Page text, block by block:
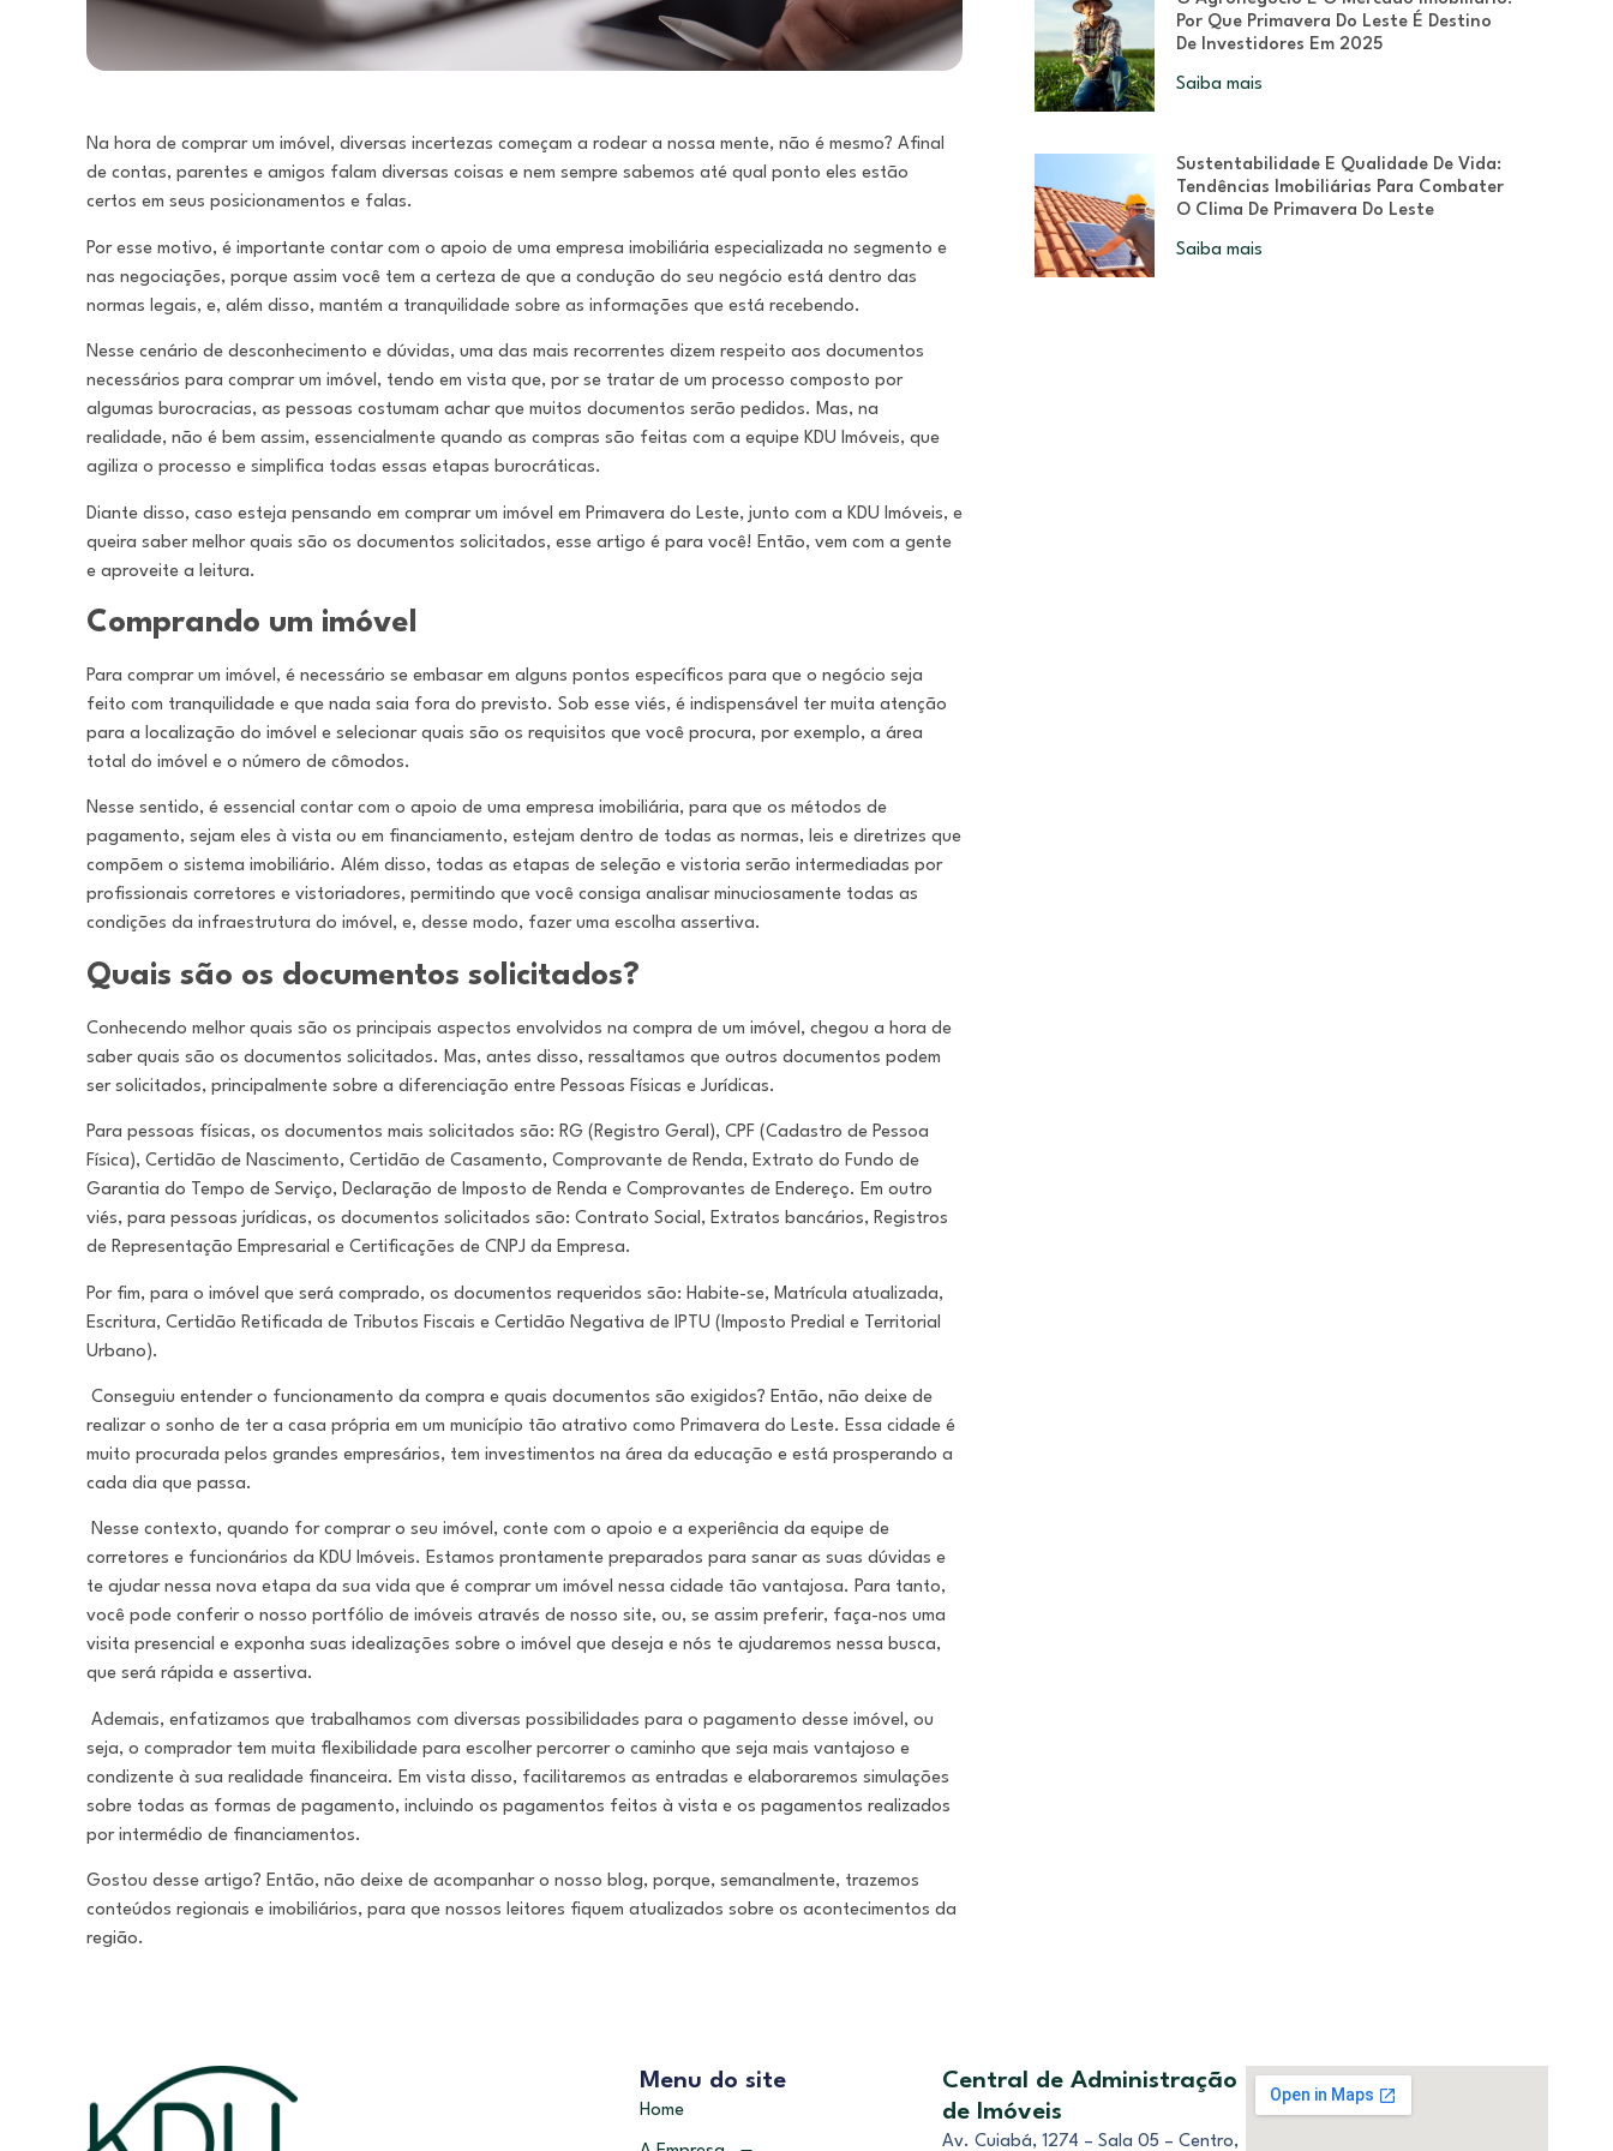
Na hora de comprar um imóvel, diversas incertezas começam a rodear a nossa mente, não é mesmo? Afinal
de contas, parentes e amigos falam diversas coisas e nem sempre sabemos até qual ponto eles estão
certos em seus posicionamentos e falas.
Por esse motivo, é importante contar com o apoio de uma empresa imobiliária especializada no segmento e
nas negociações, porque assim você tem a certeza de que a condução do seu negócio está dentro das
normas legais, e, além disso, mantém a tranquilidade sobre as informações que está recebendo.
Nesse cenário de desconhecimento e dúvidas, uma das mais recorrentes dizem respeito aos documentos
necessários para comprar um imóvel, tendo em vista que, por se tratar de um processo composto por
algumas burocracias, as pessoas costumam achar que muitos documentos serão pedidos. Mas, na
realidade, não é bem assim, essencialmente quando as compras são feitas com a equipe KDU Imóveis, que
agiliza o processo e simplifica todas essas etapas burocráticas.
Diante disso, caso esteja pensando em comprar um imóvel em Primavera do Leste, junto com a KDU Imóveis, e
queira saber melhor quais são os documentos solicitados, esse artigo é para você! Então, vem com a gente
e aproveite a leitura.
Comprando um imóvel
Para comprar um imóvel, é necessário se embasar em alguns pontos específicos para que o negócio seja
feito com tranquilidade e que nada saia fora do previsto. Sob esse viés, é indispensável ter muita atenção
para a localização do imóvel e selecionar quais são os requisitos que você procura, por exemplo, a área
total do imóvel e o número de cômodos.
Nesse sentido, é essencial contar com o apoio de uma empresa imobiliária, para que os métodos de
pagamento, sejam eles à vista ou em financiamento, estejam dentro de todas as normas, leis e diretrizes que
compõem o sistema imobiliário. Além disso, todas as etapas de seleção e vistoria serão intermediadas por
profissionais corretores e vistoriadores, permitindo que você consiga analisar minuciosamente todas as
condições da infraestrutura do imóvel, e, desse modo, fazer uma escolha assertiva.
Quais são os documentos solicitados?
Conhecendo melhor quais são os principais aspectos envolvidos na compra de um imóvel, chegou a hora de
saber quais são os documentos solicitados. Mas, antes disso, ressaltamos que outros documentos podem
ser solicitados, principalmente sobre a diferenciação entre Pessoas Físicas e Jurídicas.
Para pessoas físicas, os documentos mais solicitados são: RG (Registro Geral), CPF (Cadastro de Pessoa
Física), Certidão de Nascimento, Certidão de Casamento, Comprovante de Renda, Extrato do Fundo de
Garantia do Tempo de Serviço, Declaração de Imposto de Renda e Comprovantes de Endereço. Em outro
viés, para pessoas jurídicas, os documentos solicitados são: Contrato Social, Extratos bancários, Registros
de Representação Empresarial e Certificações de CNPJ da Empresa.
Por fim, para o imóvel que será comprado, os documentos requeridos são: Habite-se, Matrícula atualizada,
Escritura, Certidão Retificada de Tributos Fiscais e Certidão Negativa de IPTU (Imposto Predial e Territorial
Urbano).
Conseguiu entender o funcionamento da compra e quais documentos são exigidos? Então, não deixe de
realizar o sonho de ter a casa própria em um município tão atrativo como Primavera do Leste. Essa cidade é
muito procurada pelos grandes empresários, tem investimentos na área da educação e está prosperando a
cada dia que passa.
Nesse contexto, quando for comprar o seu imóvel, conte com o apoio e a experiência da equipe de
corretores e funcionários da KDU Imóveis. Estamos prontamente preparados para sanar as suas dúvidas e
te ajudar nessa nova etapa da sua vida que é comprar um imóvel nessa cidade tão vantajosa. Para tanto,
você pode conferir o nosso portfólio de imóveis através de nosso site, ou, se assim preferir, faça-nos uma
visita presencial e exponha suas idealizações sobre o imóvel que deseja e nós te ajudaremos nessa busca,
que será rápida e assertiva.
Ademais, enfatizamos que trabalhamos com diversas possibilidades para o pagamento desse imóvel, ou
seja, o comprador tem muita flexibilidade para escolher percorrer o caminho que seja mais vantajoso e
condizente à sua realidade financeira. Em vista disso, facilitaremos as entradas e elaboraremos simulações
sobre todas as formas de pagamento, incluindo os pagamentos feitos à vista e os pagamentos realizados
por intermédio de financiamentos.
Gostou desse artigo? Então, não deixe de acompanhar o nosso blog, porque, semanalmente, trazemos
conteúdos regionais e imobiliários, para que nossos leitores fiquem atualizados sobre os acontecimentos da
região.
Por Que Primavera Do Leste É Destino
De Investidores Em 2025
Saiba mais
Sustentabilidade E Qualidade De Vida:
Tendências Imobiliárias Para Combater
O Clima De Primavera Do Leste
Saiba mais
Menu do site
Home
Central de Administração
de Imóveis
Av. Cuiabá, 1274 – Sala 05 – Centro,